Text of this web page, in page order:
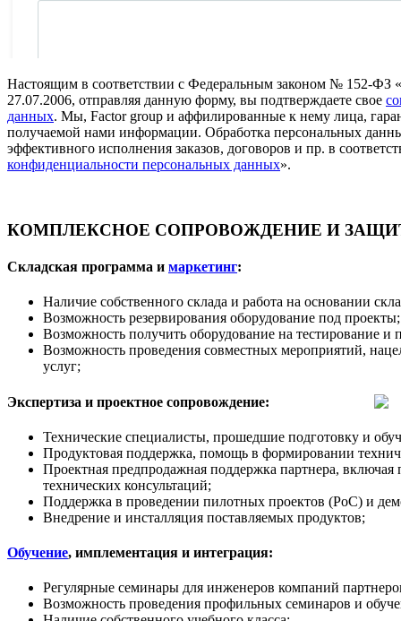
Настоящим в соответствии с Федеральным законом № 152-ФЗ
27.07.2006, отправляя данную форму, вы подтверждаете свое
данных. Мы, Factor group и аффилированные к нему лица,
получаемой нами информации. Обработка персональных
эффективного исполнения заказов, договоров и пр. в
конфиденциальности персональных данных».
КОМПЛЕКСНОЕ СОПРОВОЖДЕНИЕ И
Складская программа и маркетинг:
Наличие собственного склада и работа на основании
Возможность резервирования оборудование под проекты;
Возможность получить оборудование на тестирование и
Возможность проведения совместных мероприятий,
услуг;
Экспертиза и проектное сопровождение:
Технические специалисты, прошедшие подготовку и
Продуктовая поддержка, помощь в формировании
Проектная предпродажная поддержка партнера, включая
технических консультаций;
Поддержка в проведении пилотных проектов (PoC) и
Внедрение и инсталляция поставляемых продуктов;
Обучение, имплементация и интеграция:
Регулярные семинары для инженеров компаний
Возможность проведения профильных семинаров и